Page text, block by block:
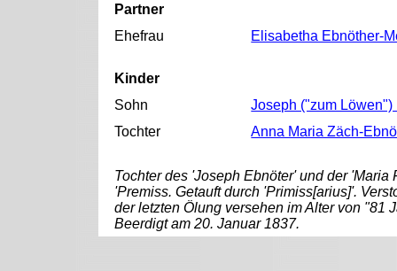
Partner
Ehefrau
Elisabetha Ebnöther-
Kinder
Sohn
Joseph ("zum Löwen")
Tochter
Anna Maria Zäch-
Tochter des 'Joseph Ebnöter' und der
'Premiss. Getauft durch 'Primiss[arius]'.
der letzten Ölung versehen im Alter von "81
Beerdigt am 20. Januar 1837.